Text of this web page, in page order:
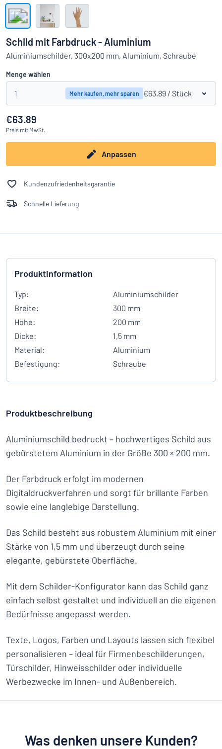
Das Gesuchte nicht gefunden? Schild hier entwerfen
Alle Kategorien anzeigen
Einloggen
Kundenservice
Privat
Schild mit Farbdruck - Aluminium
Aluminiumschilder, 300x200 mm, Aluminium, Schraube
Menge wählen
1 Mehr kaufen, mehr sparen €63.89 / Stück
€63.89
Preis mit MwSt.
Anpassen
Kundenzufriedenheitsgarantie
Schnelle Lieferung
Produktinformation
Typ:
Aluminiumschilder
Breite:
300 mm
Höhe:
200 mm
Dicke:
1,5 mm
Material:
Aluminium
Befestigung:
Schraube
Produktbeschreibung
Aluminiumschild bedruckt – hochwertiges Schild aus
gebürstetem Aluminium in der Größe 300 × 200 mm.
Der Farbdruck erfolgt im modernen
Digitaldruckverfahren und sorgt für brillante Farben
sowie eine langlebige Darstellung.
Das Schild besteht aus robustem Aluminium mit einer
Stärke von 1,5 mm und überzeugt durch seine
elegante, gebürstete Oberfläche.
Mit dem Schilder-Konfigurator kann das Schild ganz
einfach selbst gestaltet und individuell an die eigenen
Bedürfnisse angepasst werden.
Texte, Logos, Farben und Layouts lassen sich flexibel
personalisieren – ideal für Firmenbeschilderungen,
Türschilder, Hinweisschilder oder individuelle
Werbezwecke im Innen- und Außenbereich.
Was denken unsere Kunden?